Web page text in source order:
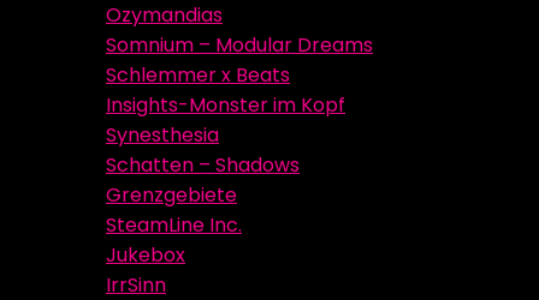
Ozymandias
Somnium – Modular Dreams
Schlemmer x Beats
Insights-Monster im Kopf
Synesthesia
Schatten – Shadows
Grenzgebiete
SteamLine Inc.
Jukebox
IrrSinn